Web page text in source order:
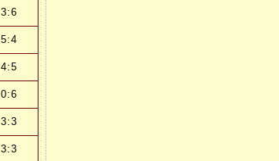
3:6
5:4
4:5
0:6
3:3
3:3